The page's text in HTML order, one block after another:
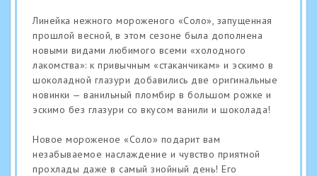
Линейка нежного мороженого «Соло», запущенная
прошлой весной, в этом сезоне была дополнена
новыми видами любимого всеми «холодного
лакомства»: к привычным «стаканчикам» и эскимо в
шоколадной глазури добавились две оригинальные
новинки — ванильный пломбир в большом рожке и
эскимо без глазури со вкусом ванили и шоколада!
Новое мороженое «Соло» подарит вам
незабываемое наслаждение и чувство приятной
прохлады даже в самый знойный день! Его